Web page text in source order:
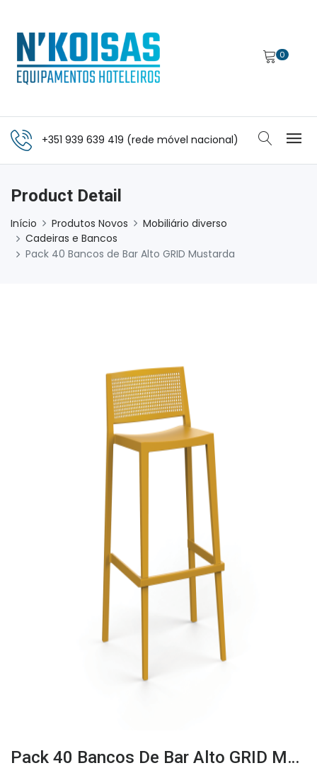
0
+351 939 639 419 (rede móvel nacional)
Product Detail
Início Produtos Novos
Mobiliário diverso
Cadeiras e Bancos
Pack 40 Bancos de Bar Alto GRID Mustarda
Pack 40 Bancos De Bar Alto GRID Mustarda